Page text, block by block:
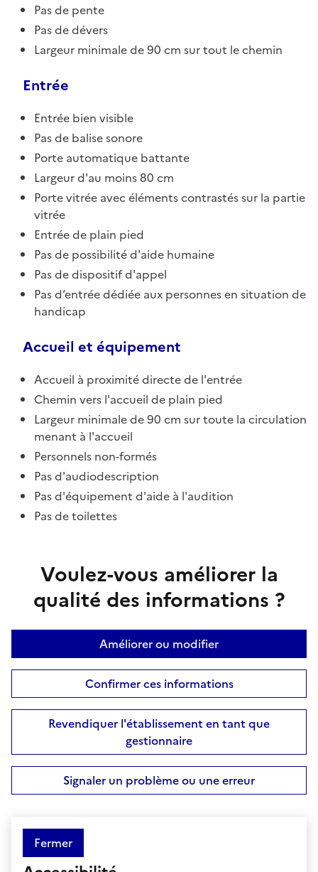
Pas de pente
Pas de dévers
Largeur minimale de 90 cm sur tout le chemin
Entrée
Entrée bien visible
Pas de balise sonore
Porte automatique battante
Largeur d'au moins 80 cm
Porte vitrée avec éléments contrastés sur la partie
vitrée
Entrée de plain pied
Pas de possibilité d'aide humaine
Pas de dispositif d'appel
Pas d’entrée dédiée aux personnes en situation de
handicap
Accueil et équipement
Accueil à proximité directe de l'entrée
Chemin vers l'accueil de plain pied
Largeur minimale de 90 cm sur toute la circulation
menant à l'accueil
Personnels non-formés
Pas d'audiodescription
Pas d'équipement d'aide à l'audition
Pas de toilettes
Voulez-vous améliorer la
qualité des informations ?
Améliorer ou modifier
Confirmer ces informations
Revendiquer l'établissement en tant que
gestionnaire
Signaler un problème ou une erreur
Fermer